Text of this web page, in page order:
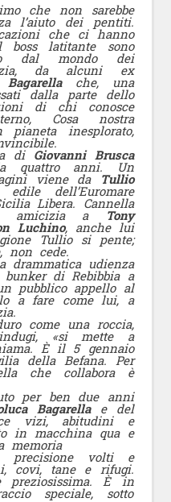
che non sarebbe
l’aiuto dei pentiti.
che ci hanno
boss latitante sono
dal mondo dei
da alcuni ex
che, una
dalla parte dello
di chi conosce
Cosa nostra
pianeta inesplorato,
di Giovanni Brusca
quattro anni. Un
viene da Tullio
dell’Euromare
Libera. Cannella
amicizia a Tony
Luchino, anche lui
Tullio si pente;
non cede.
drammatica udienza
bunker di Rebibbia a
pubblico appello al
a fare come lui, a
come una roccia,
«si mette a
È il 5 gennaio
della Befana. Per
che collabora è
per ben due anni
Bagarellae del
vizi, abitudini e
in macchina qua e
memoria
precisione volti e
covi, tane e rifugi.
preziosissima. È in
speciale, sotto